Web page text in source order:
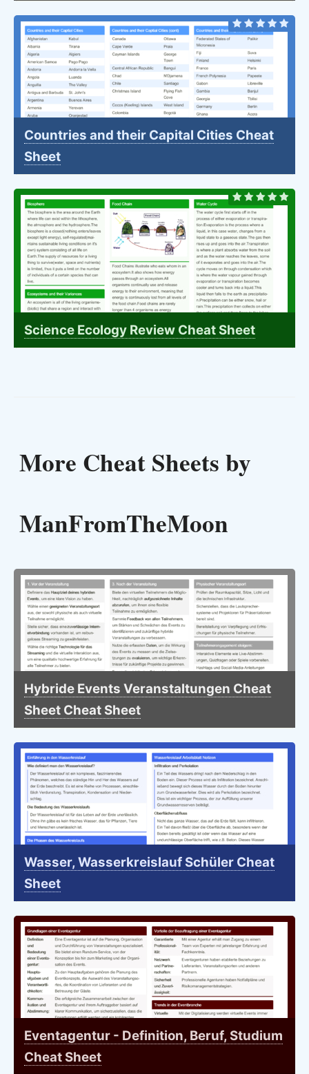
Countries and their Capital Cities Cheat
Sheet
Science Ecology Review Cheat Sheet
More Cheat Sheets by
ManFromTheMoon
Hybride Events Veranstaltungen Cheat
Sheet Cheat Sheet
Wasser, Wasserkreislauf Schüler Cheat
Sheet
Eventagentur - Definition, Beruf, Studium
Cheat Sheet